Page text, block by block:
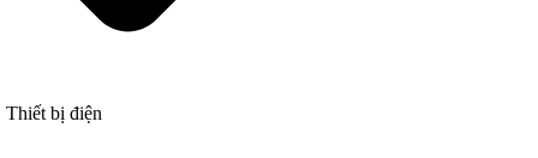
Thiết bị điện